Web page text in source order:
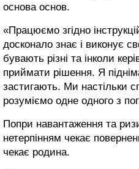
основа основ.
«Працюємо згідно
досконало знає і виконує
бувають різні та інколи
приймати рішення. Я
застигають. Ми настільки
розуміємо одне одного з
Попри навантаження та
нетерпінням чекає
чекає родина.